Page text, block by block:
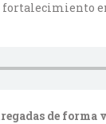
fortalecimiento
de